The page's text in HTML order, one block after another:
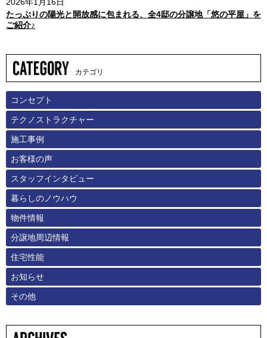
2026年1月16日
たっぷりの陽光と開放感に包まれる、全4邸の分譲地「悠の平屋」を
ご紹介♪
カテゴリ
コンセプト
テクノストラクチャー
施工事例
お客様の声
スタッフインタビュー
暮らしのノウハウ
物件情報
分譲地周辺情報
住宅性能
お知らせ
その他